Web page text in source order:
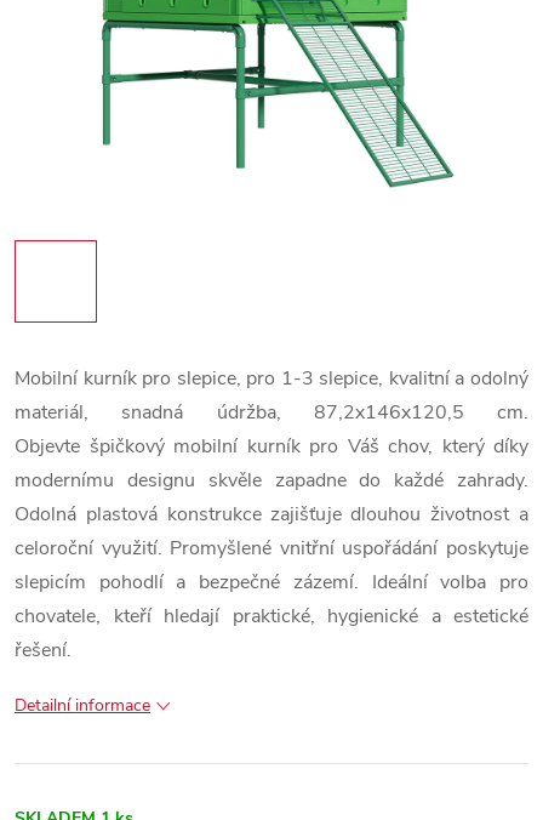
Mobilní kurník pro slepice, pro 1-3 slepice, kvalitní a odolný
materiál, snadná údržba, 87,2x146x120,5 cm.
Objevte špičkový mobilní kurník pro Váš chov, který díky
modernímu designu skvěle zapadne do každé zahrady.
Odolná plastová konstrukce zajišťuje dlouhou životnost a
celoroční využití. Promyšlené vnitřní uspořádání poskytuje
slepicím pohodlí a bezpečné zázemí. Ideální volba pro
chovatele, kteří hledají praktické, hygienické a estetické
řešení.
Detailní informace